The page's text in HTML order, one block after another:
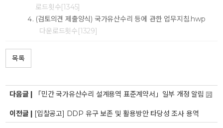
로드횟수[1345]
(검토의견 제출양식) 국가유산수리 등에 관한 업무지침.hwp
다운로드횟수[1329]
목록
다음글 | 「민간 국가유산수리 설계용역 표준계약서」일부 개정 알림
이전글 | [입찰공고] DDP 유구 보존 및 활용방안 타당성 조사 용역